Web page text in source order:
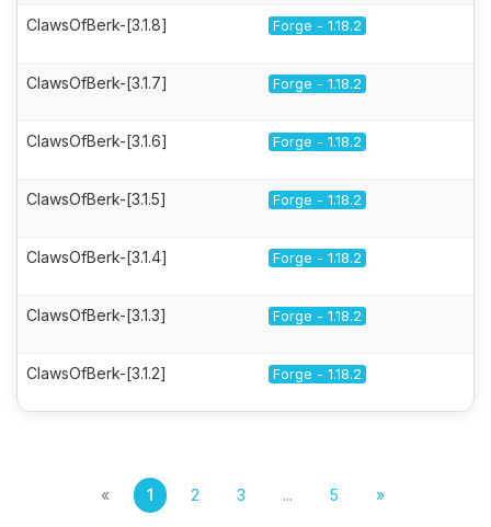
ClawsOfBerk-[3.1.8] Forge - 1.18.2
ClawsOfBerk-[3.1.7] Forge - 1.18.2
ClawsOfBerk-[3.1.6] Forge - 1.18.2
ClawsOfBerk-[3.1.5] Forge - 1.18.2
ClawsOfBerk-[3.1.4] Forge - 1.18.2
ClawsOfBerk-[3.1.3] Forge - 1.18.2
ClawsOfBerk-[3.1.2] Forge - 1.18.2
« 1 2 3 ... 5 »